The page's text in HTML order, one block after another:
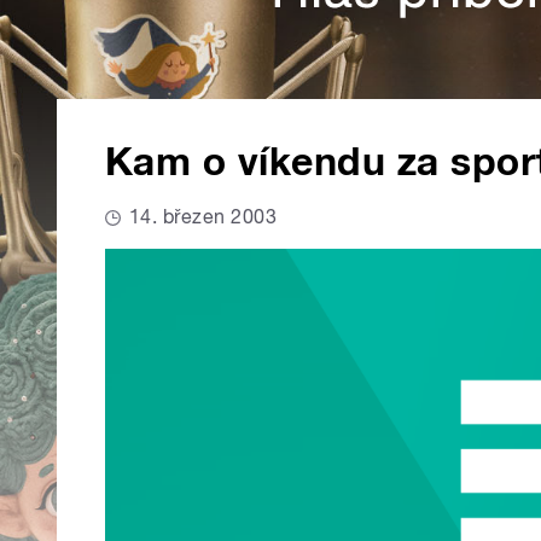
Kam o víkendu za
14. březen 2003